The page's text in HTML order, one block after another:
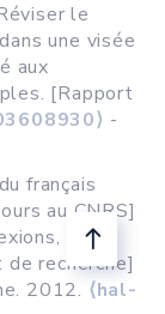
le
une visée
aux
[Rapport
-
français
au CNRS]
recherche]
2012. ⟨hal-